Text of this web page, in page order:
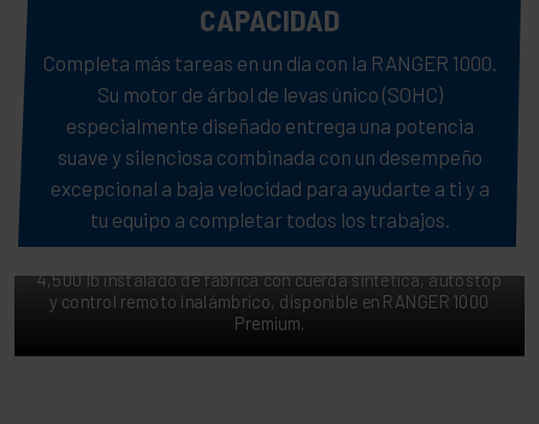
CAPACIDAD
Completa más tareas en un día con la RANGER 1000.
Su motor de árbol de levas único (SOHC)
especialmente diseñado entrega una potencia
suave y silenciosa combinada con un desempeño
excepcional a baja velocidad para ayudarte a ti y a
tu equipo a completar todos los trabajos.
POTENTE WINCH
Completa el trabajo o regresa al camino más rápido,
4,500 lb instalado de fábrica con cuerda sintética, autostop
y control remoto inalámbrico, disponible en RANGER 1000
Premium.